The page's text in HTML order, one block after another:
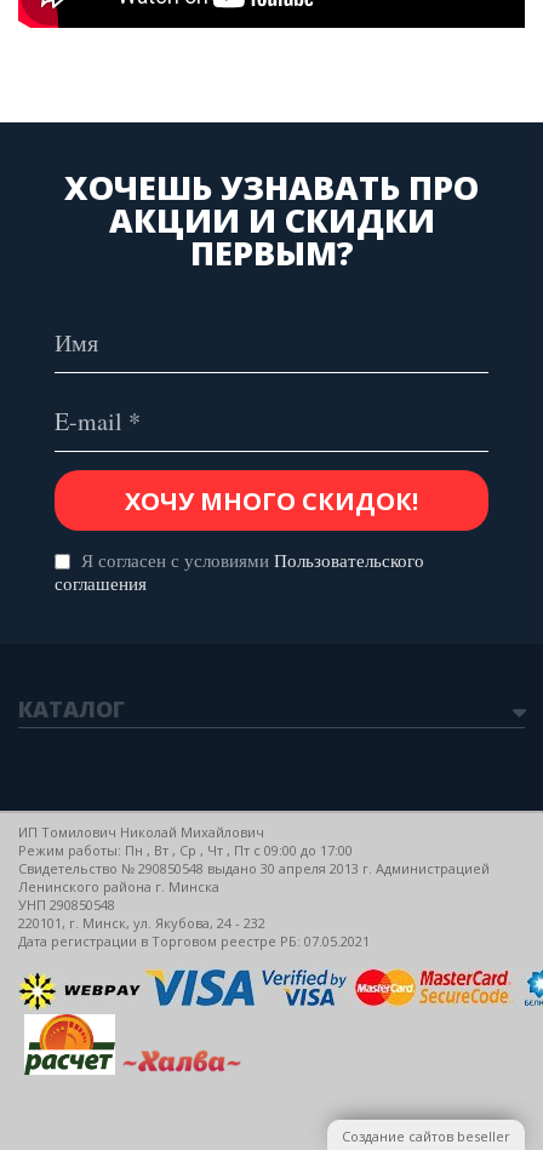
ХОЧЕШЬ УЗНАВАТЬ ПРО
АКЦИИ И СКИДКИ
ПЕРВЫМ?
Я согласен с условиями Пользовательского
соглашения
КАТАЛОГ
ИП Томилович Николай Михайлович
Режим работы: Пн , Вт , Ср , Чт , Пт c 09:00 до 17:00
Свидетельство № 290850548 выдано 30 апреля 2013 г. Администрацией
Ленинского района г. Минска
УНП 290850548
220101, г. Минск, ул. Якубова, 24 - 232
Дата регистрации в Торговом реестре РБ: 07.05.2021
Создание сайтов beseller